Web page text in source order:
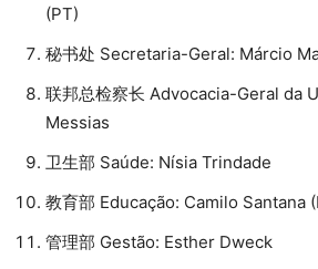
(PT)
秘书处 Secretaria-Geral: Márcio
联邦总检察长 Advocacia-Geral da
Messias
卫生部 Saúde: Nísia Trindade
教育部 Educação: Camilo Santana
管理部 Gestão: Esther Dweck